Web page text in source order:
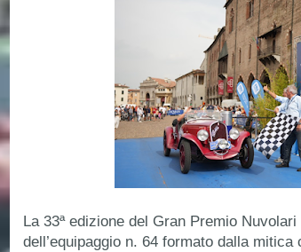
La 33ª edizione del Gran Premio
dell’equipaggio n. 64 formato dalla